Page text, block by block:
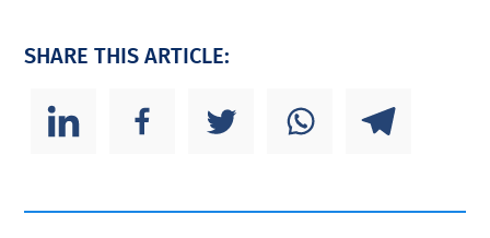
SHARE THIS ARTICLE: